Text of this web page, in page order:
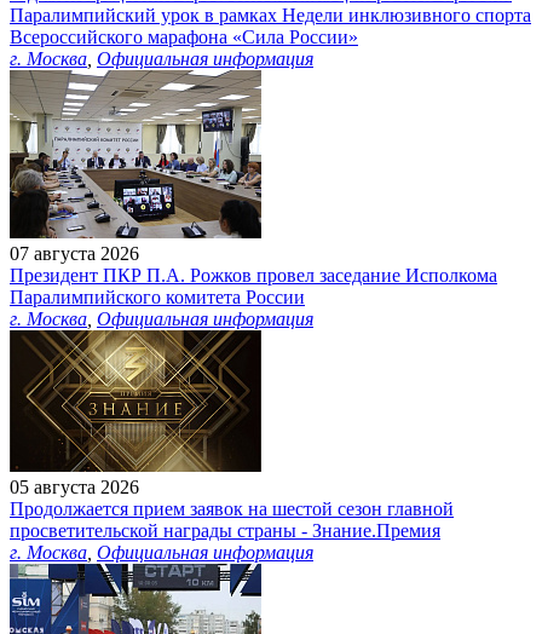
Паралимпийский урок в рамках Недели инклюзивного спорта
Всероссийского марафона «Сила России»
г. Москва Официальная информация
07 августа 2026
Президент ПКР П.А. Рожков провел заседание Исполкома
Паралимпийского комитета России
г. Москва Официальная информация
05 августа 2026
Продолжается прием заявок на шестой сезон главной
просветительской награды страны - Знание.Премия
г. Москва Официальная информация